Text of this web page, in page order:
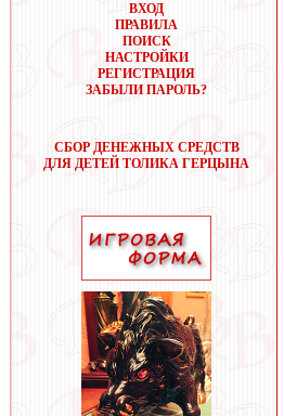
ВХОД
ПРАВИЛА
ПОИСК
НАСТРОЙКИ
РЕГИСТРАЦИЯ
ЗАБЫЛИ ПАРОЛЬ?
СБОР ДЕНЕЖНЫХ СРЕДСТВ
ДЛЯ ДЕТЕЙ ТОЛИКА ГЕРЦЫНА